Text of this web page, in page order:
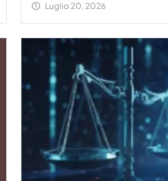
Luglio 20, 2026